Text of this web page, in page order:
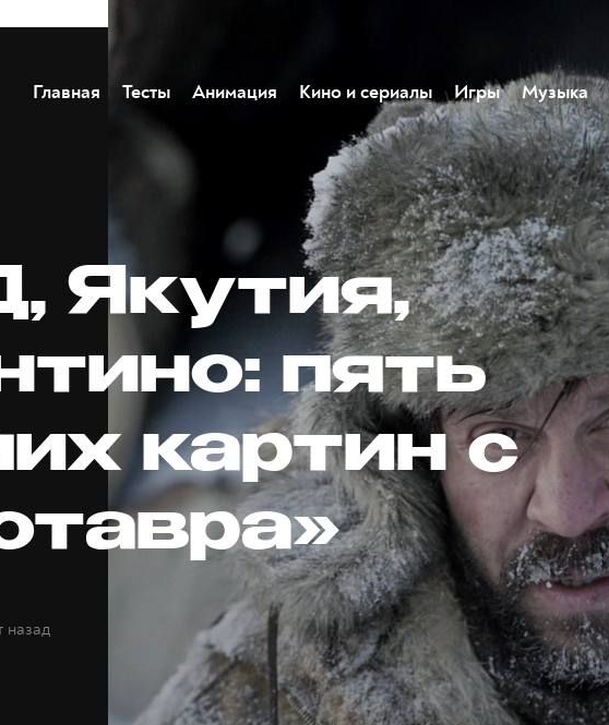
Главная Тесты Анимация Кино и сериалы Игры Музыка
Якутия,
пять
картин с
назад